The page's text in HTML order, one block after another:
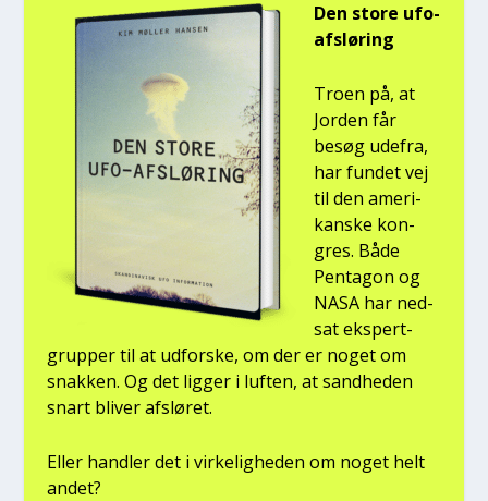
Den sto­re ufo-
afslø­ring
Tro­en på, at
Jor­den får
besøg ude­fra,
har fun­det vej
til den ame­ri­
kan­ske kon­
gres. Både
Pen­ta­gon og
NASA har ned­
sat eks­pert­
grup­per til at udfor­ske, om der er noget om
snak­ken. Og det lig­ger i luf­ten, at sand­he­den
snart bli­ver afslø­ret.
Eller hand­ler det i vir­ke­lig­he­den om noget helt
andet?